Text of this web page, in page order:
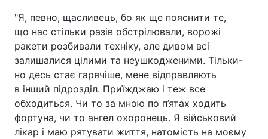
"Я, певно, щасливець, бо як ще пояснити те,
що нас стільки разів обстрілювали, ворожі
ракети розбивали техніку, але дивом всі
залишалися цілими та неушкодженими. Тільки-
но десь стає гарячіше, мене відправляють
в інший підрозділ. Приїжджаю і теж все
обходиться. Чи то за мною по п’ятах ходить
фортуна, чи то ангел охоронець. Я військовий
лікар і маю рятувати життя, натомість на моєму